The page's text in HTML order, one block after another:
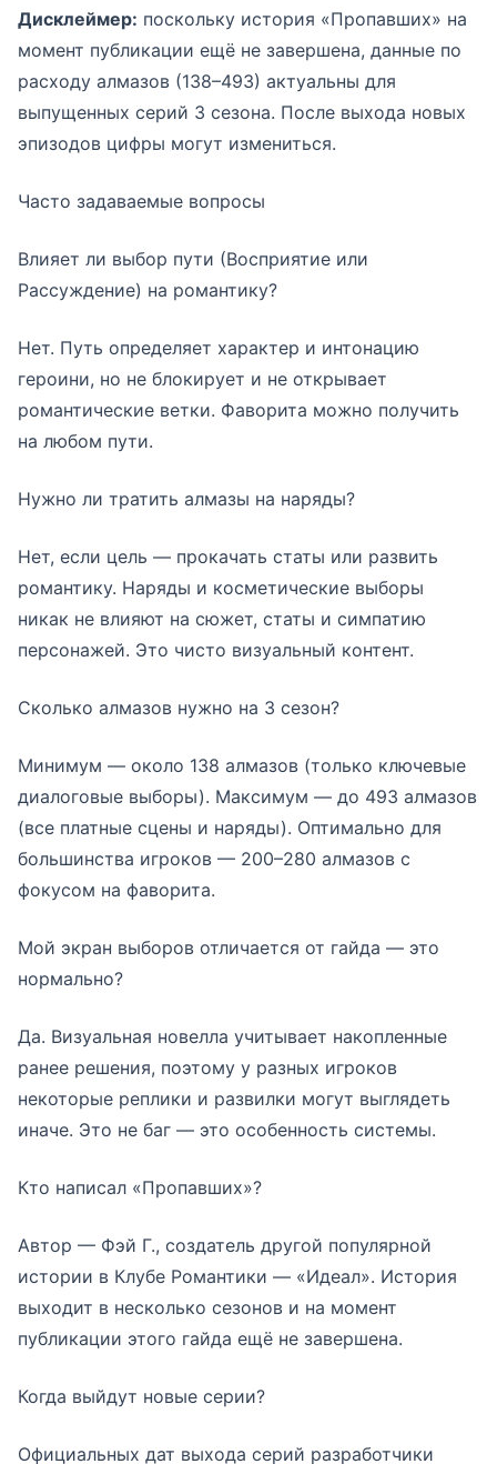
Дисклеймер: поскольку история «Пропавших» на
момент публикации ещё не завершена, данные по
расходу алмазов (138–493) актуальны для
выпущенных серий 3 сезона. После выхода новых
эпизодов цифры могут измениться.
Часто задаваемые вопросы
Влияет ли выбор пути (Восприятие или
Рассуждение) на романтику?
Нет. Путь определяет характер и интонацию
героини, но не блокирует и не открывает
романтические ветки. Фаворита можно получить
на любом пути.
Нужно ли тратить алмазы на наряды?
Нет, если цель — прокачать статы или развить
романтику. Наряды и косметические выборы
никак не влияют на сюжет, статы и симпатию
персонажей. Это чисто визуальный контент.
Сколько алмазов нужно на 3 сезон?
Минимум — около 138 алмазов (только ключевые
диалоговые выборы). Максимум — до 493 алмазов
(все платные сцены и наряды). Оптимально для
большинства игроков — 200–280 алмазов с
фокусом на фаворита.
Мой экран выборов отличается от гайда — это
нормально?
Да. Визуальная новелла учитывает накопленные
ранее решения, поэтому у разных игроков
некоторые реплики и развилки могут выглядеть
иначе. Это не баг — это особенность системы.
Кто написал «Пропавших»?
Автор — Фэй Г., создатель другой популярной
истории в Клубе Романтики — «Идеал». История
выходит в несколько сезонов и на момент
публикации этого гайда ещё не завершена.
Когда выйдут новые серии?
Официальных дат выхода серий разработчики